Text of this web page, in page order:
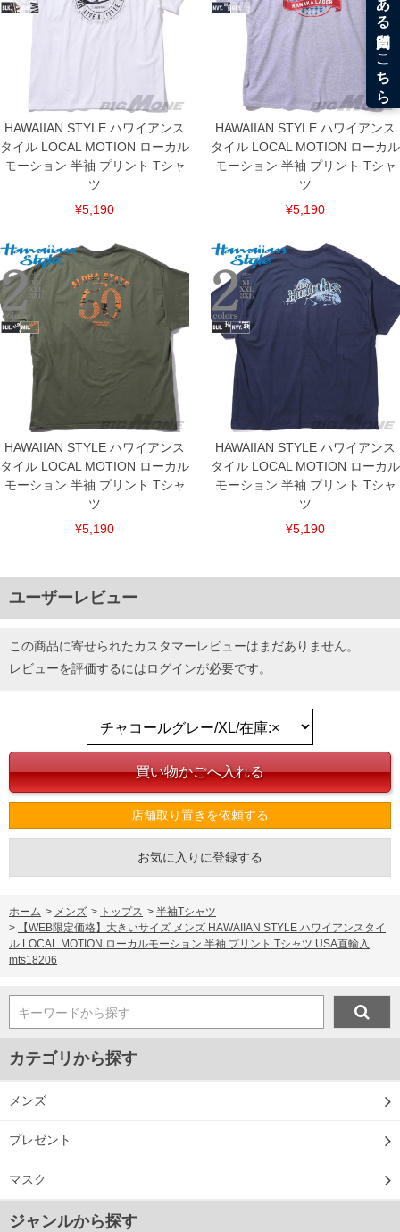
DETAIL
HAWAIIAN STYLE ハワイアンス
タイル LOCAL MOTION ローカル
モーション 半袖 プリント Tシャ
ツ
¥5,190
HAWAIIAN STYLE ハワイアンス
タイル LOCAL MOTION ローカル
モーション 半袖 プリント Tシャ
ツ
¥5,190
HAWAIIAN STYLE ハワイアンス
タイル LOCAL MOTION ローカル
モーション 半袖 プリント Tシャ
ツ
¥5,190
HAWAIIAN STYLE ハワイアンス
タイル LOCAL MOTION ローカル
モーション 半袖 プリント Tシャ
ツ
¥5,190
ユーザーレビュー
この商品に寄せられたカスタマーレビューはまだありません。
レビューを評価するにはログインが必要です。
店舗取り置きを依頼する
お気に入りに登録する
ホーム > メンズ > トップス > 半袖Tシャツ
>
【WEB限定価格】大きいサイズ メンズ HAWAIIAN STYLE ハワイアンスタイ
ル LOCAL MOTION ローカルモーション 半袖 プリント Tシャツ USA直輸入
mts18206
キーワードから探す
カテゴリから探す
メンズ
プレゼント
マスク
ジャンルから探す